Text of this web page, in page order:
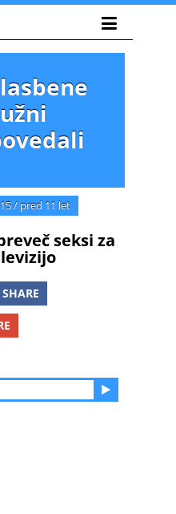
/ pred 11 let
seksi za
SHARE